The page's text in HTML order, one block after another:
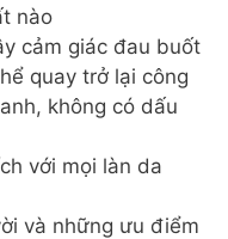
nào
cảm giác đau buốt
quay trở lại công
không có dấu
với mọi làn da
và những ưu điểm